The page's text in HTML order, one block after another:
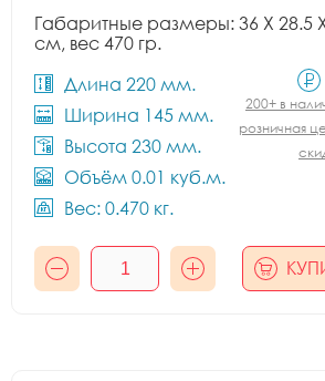
Габаритные размеры: 36 X 28.5
см, вес 470 гр.
Длина 220 мм.
Ширина 145 мм.
Высота 230 мм.
Объём 0.01 куб.м.
Вес: 0.470 кг.
200+ в
розничная